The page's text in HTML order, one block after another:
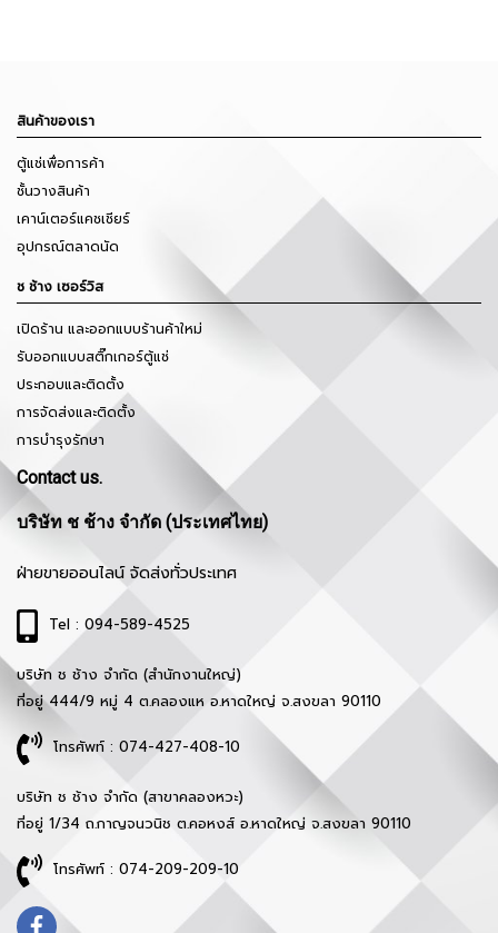
สินค้าของเรา
ตู้แช่เพื่อการค้า
ชั้นวางสินค้า
เคาน์เตอร์แคชเชียร์
อุปกรณ์ตลาดนัด
ช ช้าง เซอร์วิส
เปิดร้าน และออกแบบร้านค้าใหม่
รับออกแบบสติ๊กเกอร์ตู้แช่
ประกอบและติดตั้ง
การจัดส่งและติดตั้ง
การบำรุงรักษา
Contact us.
บริษัท ช ช้าง จำกัด (ประเทศไทย)
ฝ่ายขายออนไลน์ จัดส่งทั่วประเทศ
Tel : 094-589-4525
บริษัท ช ช้าง จำกัด (สำนักงานใหญ่)
ที่อยู่ 444/9 หมู่ 4 ต.คลองแห อ.หาดใหญ่ จ.สงขลา 90110
โทรศัพท์ : 074-427-408-10
บริษัท ช ช้าง จำกัด (สาขาคลองหวะ)
ที่อยู่ 1/34 ถ.กาญจนวนิช ต.คอหงส์ อ.หาดใหญ่ จ.สงขลา 90110
โทรศัพท์ : 074-209-209-10